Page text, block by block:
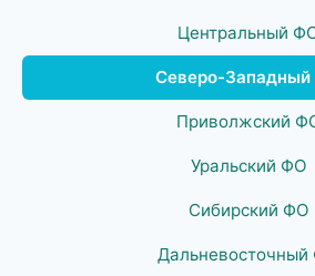
Центральный
Северо-
Приволжский
Уральский ФО
Сибирский ФО